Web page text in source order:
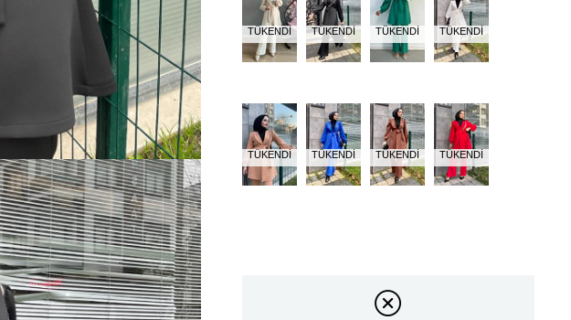
TÜKENDI TÜKENDI TÜKENDI TÜKENDI
TÜKENDI TÜKENDI TÜKENDI TÜKENDI